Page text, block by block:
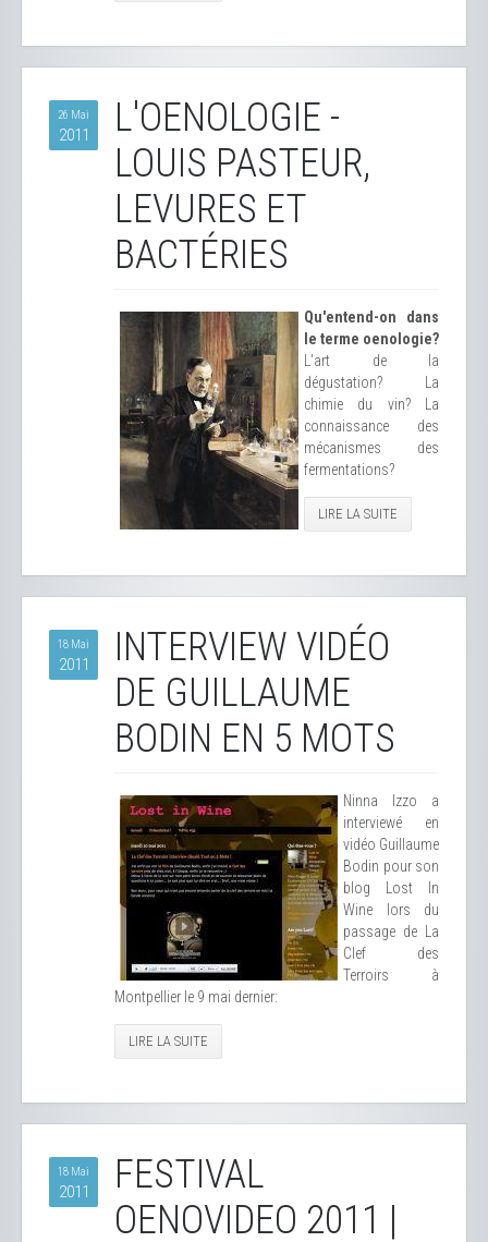
26 Mai
2011
L'OENOLOGIE -
LOUIS PASTEUR,
LEVURES ET
BACTÉRIES
Qu'entend-on dans
le terme oenologie?
L'art de la
dégustation? La
chimie du vin? La
connaissance des
mécanismes des
fermentations?
LIRE LA SUITE
18 Mai
2011
INTERVIEW VIDÉO
DE GUILLAUME
BODIN EN 5 MOTS
Ninna Izzo a
interviewé en
vidéo Guillaume
Bodin pour son
blog Lost In
Wine lors du
passage de La
Clef des
Terroirs à
Montpellier le 9 mai dernier:
LIRE LA SUITE
18 Mai
2011
FESTIVAL
OENOVIDEO 2011 |